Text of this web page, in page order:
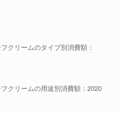
クリームのタイプ別消費額：
クリームの用途別消費額：2020